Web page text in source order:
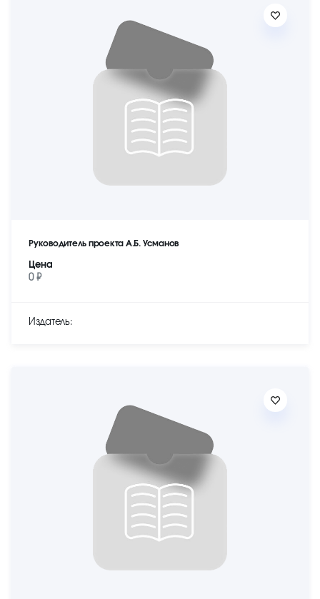
Руководитель проекта А.Б. Усманов
Цена
0 ₽
Издатель: